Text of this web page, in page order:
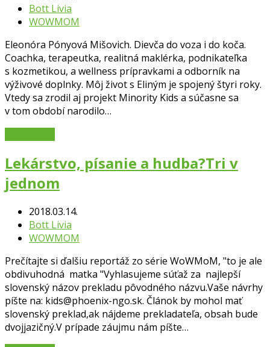
Bott Livia
WOWMOM
Eleonóra Pónyová Mišovich. Dievča do voza i do koča.
Coachka, terapeutka, realitná maklérka, podnikateľka
s kozmetikou, a wellness prípravkami a odborník na
výživové doplnky. Môj život s Eliným je spojený štyri roky.
Vtedy sa zrodil aj projekt Minority Kids a súčasne sa
v tom období narodilo…
Lekárstvo, písanie a hudba?Tri v
jednom
2018.03.14.
Bott Livia
WOWMOM
Prečítajte si ďalšiu reportáž zo série WoWMoM, "to je ale
obdivuhodná matka "Vyhlasujeme súťaž za najlepší
slovenský názov prekladu pôvodného názvu.Vaše návrhy
píšte na: kids@phoenix-ngo.sk. Článok by mohol mať
slovenský preklad,ak nájdeme prekladateľa, obsah bude
dvojjazičný.V prípade záujmu nám píšte…